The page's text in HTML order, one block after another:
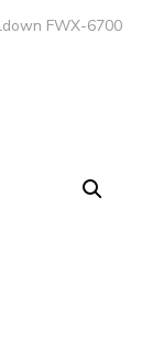
FWX-6700